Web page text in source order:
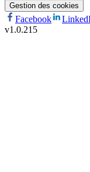
Gestion des cookies
Facebook
v1.0.215